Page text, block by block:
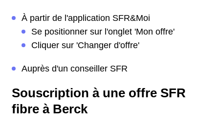
À partir de l'application SFR&Moi
Se positionner sur l'onglet 'Mon offre'
Cliquer sur 'Changer d'offre'
Auprès d'un conseiller SFR
Souscription à une offre SFR
fibre à Berck